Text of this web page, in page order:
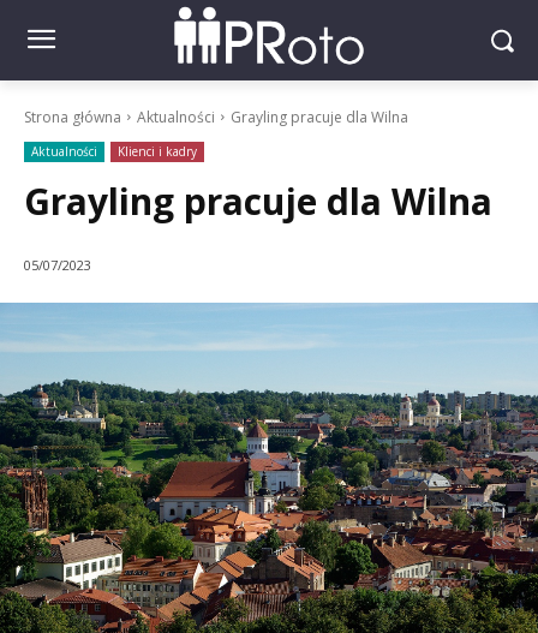
Strona główna Aktualności Grayling pracuje dla Wilna
Aktualności Klienci i kadry
Grayling pracuje dla Wilna
05/07/2023